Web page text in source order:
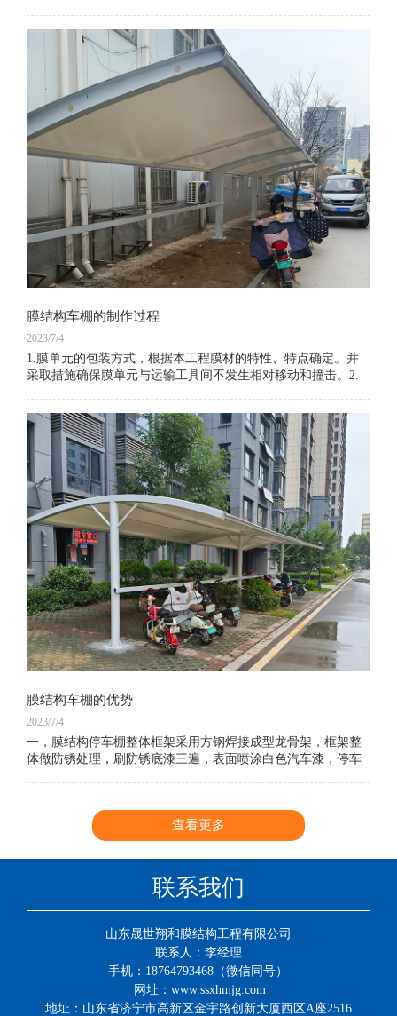
膜结构车棚的制作过程
2023/7/4
1.膜单元的包装方式，根据本工程膜材的特性、特点确定。并
采取措施确保膜单元与运输工具间不发生相对移动和撞击。2.
膜结构车棚的优势
2023/7/4
一，膜结构停车棚整体框架采用方钢焊接成型龙骨架，框架整
体做防锈处理，刷防锈底漆三遍，表面喷涂白色汽车漆，停车
查看更多
联系我们
山东晟世翔和膜结构工程有限公司
联系人：李经理
手机：18764793468（微信同号）
网址：www.ssxhmjg.com
地址：山东省济宁市高新区金宇路创新大厦西区A座2516